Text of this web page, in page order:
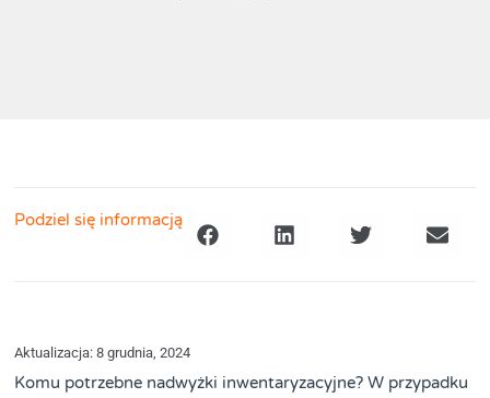
Podziel się informacją
Aktualizacja: 8 grudnia, 2024
Komu potrzebne nadwyżki inwentaryzacyjne? W przypadku